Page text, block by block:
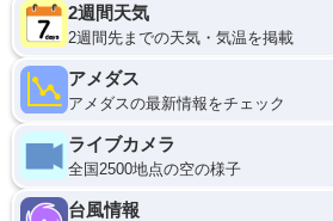
2週間天気
2週間先までの天気・気温を掲載
アメダス
アメダスの最新情報をチェック
ライブカメラ
全国2500地点の空の様子
台風情報